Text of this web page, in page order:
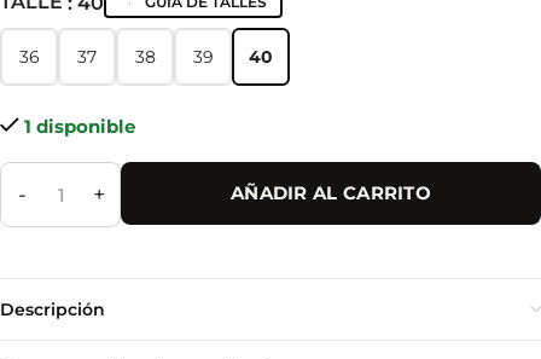
36
36 37
37 38
38 39
39 40
40
1 disponible
- + AÑADIR AL CARRITO
Descripción